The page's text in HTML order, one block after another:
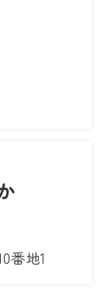
番地1